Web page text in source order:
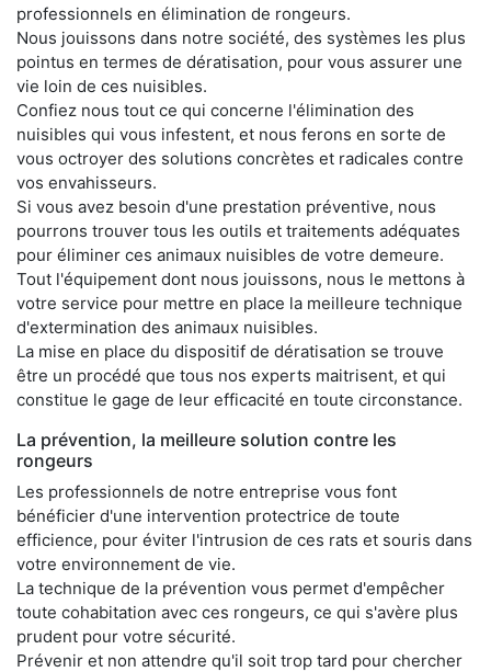
professionnels en élimination de rongeurs.
Nous jouissons dans notre société, des systèmes les plus
pointus en termes de dératisation, pour vous assurer une
vie loin de ces nuisibles.
Confiez nous tout ce qui concerne l'élimination des
nuisibles qui vous infestent, et nous ferons en sorte de
vous octroyer des solutions concrètes et radicales contre
vos envahisseurs.
Si vous avez besoin d'une prestation préventive, nous
pourrons trouver tous les outils et traitements adéquates
pour éliminer ces animaux nuisibles de votre demeure.
Tout l'équipement dont nous jouissons, nous le mettons à
votre service pour mettre en place la meilleure technique
d'extermination des animaux nuisibles.
La mise en place du dispositif de dératisation se trouve
être un procédé que tous nos experts maitrisent, et qui
constitue le gage de leur efficacité en toute circonstance.
La prévention, la meilleure solution contre les
rongeurs
Les professionnels de notre entreprise vous font
bénéficier d'une intervention protectrice de toute
efficience, pour éviter l'intrusion de ces rats et souris dans
votre environnement de vie.
La technique de la prévention vous permet d'empêcher
toute cohabitation avec ces rongeurs, ce qui s'avère plus
prudent pour votre sécurité.
Prévenir et non attendre qu'il soit trop tard pour chercher